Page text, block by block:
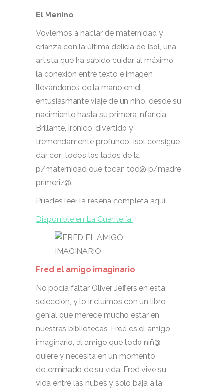
El Menino
Vovlemos a hablar de maternidad y
crianza con la última delicia de Isol, una
artista que ha sabido cuidar al máximo
la conexión entre texto e imagen
llevándonos de la mano en el
entusiasmante viaje de un niño, desde su
nacimiento hasta su primera infancia.
Brillante, irónico, divertido y
tremendamente profundo, Isol consigue
dar con todos los lados de la
p/maternidad que tocan tod@ p/madre
primeriz@.
Puedes leer la reseña completa aquí.
Disponible en La Cuentería.
Fred el amigo imaginario
No podía faltar Oliver Jeffers en esta
selección, y lo incluímos con un libro
genial que merece mucho estar en
nuestras bibliotecas. Fred es el amigo
imaginario, el amigo que todo niñ@
quiere y necesita en un momento
determinado de su vida. Fred vive su
vida entre las nubes y solo baja a la